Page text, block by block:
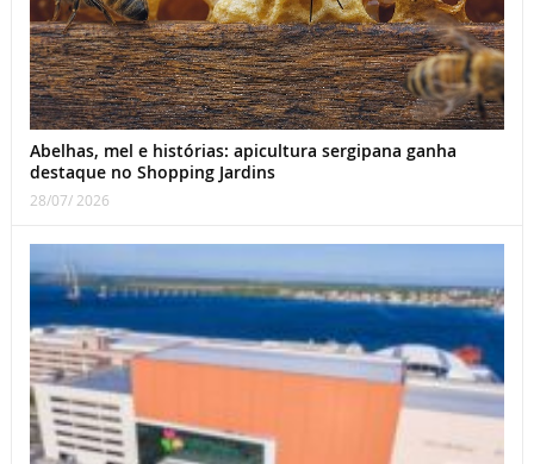
Abelhas, mel e histórias: apicultura sergipana ganha
destaque no Shopping Jardins
28/07/ 2026